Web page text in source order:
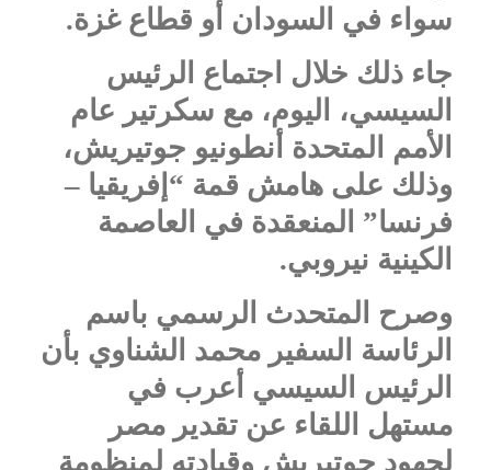
سواء في السودان أو قطاع غزة.
جاء ذلك خلال اجتماع الرئيس
السيسي، اليوم، مع سكرتير عام
الأمم المتحدة أنطونيو جوتيريش،
وذلك على هامش قمة “إفريقيا –
فرنسا” المنعقدة في العاصمة
الكينية نيروبي.
وصرح المتحدث الرسمي باسم
الرئاسة السفير محمد الشناوي بأن
الرئيس السيسي أعرب في
مستهل اللقاء عن تقدير مصر
لجهود جوتيريش وقيادته لمنظومة